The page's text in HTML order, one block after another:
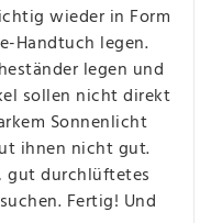
wieder in Form
Handtuch legen.
legen und
sollen nicht direkt
Sonnenlicht
ihnen nicht gut.
gut durchlüftetes
Fertig! Und